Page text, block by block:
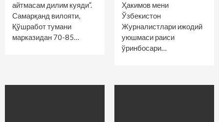
айтмасам дилим куяди”.
Самарқанд вилояти,
Қўшработ тумани
марказидан 70-85…
Ҳакимов мени
Ўзбекистон
Журналистлари ижодий
уюшмаси раиси
ўринбосари…